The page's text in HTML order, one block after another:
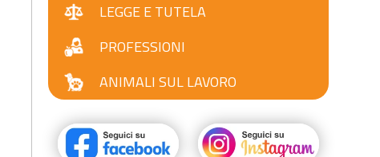
LEGGE E TUTELA
PROFESSIONI
ANIMALI SUL LAVORO